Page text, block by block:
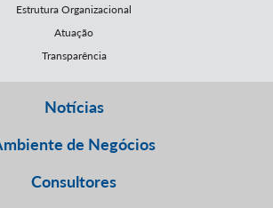
Estrutura Organizacional
Atuação
Transparência
Notícias
de Negócios
Consultores